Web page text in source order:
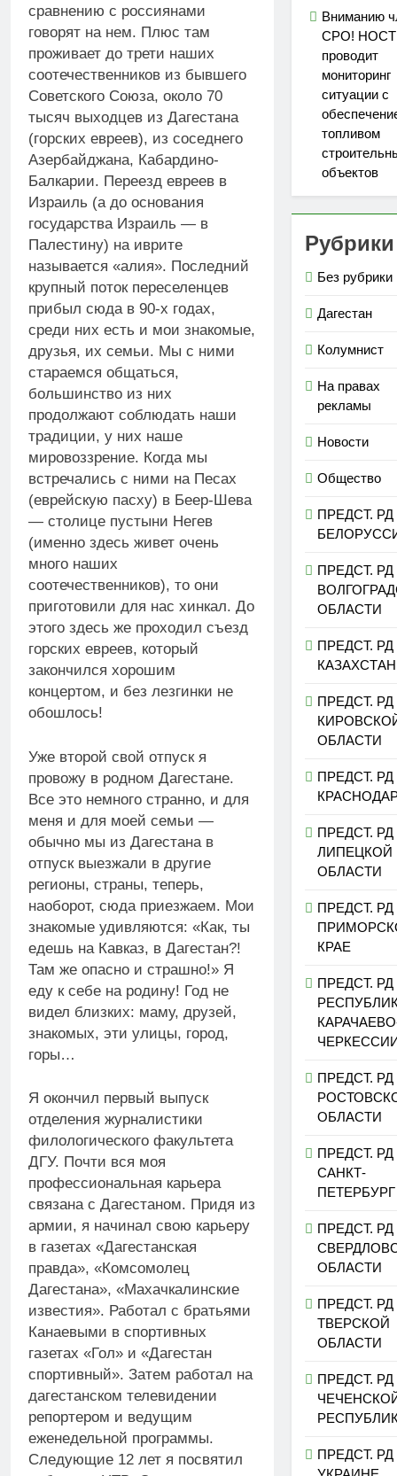
сравнению с россиянами
говорят на нем. Плюс там
проживает до трети наших
соотечественников из бывшего
Советского Союза, около 70
тысяч выходцев из Дагестана
(горских евреев), из соседнего
Азербайджана, Кабардино-
Балкарии. Переезд евреев в
Израиль (а до основания
государства Израиль — в
Палестину) на иврите
называется «алия». Последний
крупный поток переселенцев
прибыл сюда в 90-х годах,
среди них есть и мои знакомые,
друзья, их семьи. Мы с ними
стараемся общаться,
большинство из них
продолжают соблюдать наши
традиции, у них наше
мировоззрение. Когда мы
встречались с ними на Песах
(еврейскую пасху) в Беер-Шева
— столице пустыни Негев
(именно здесь живет очень
много наших
соотечественников), то они
приготовили для нас хинкал. До
этого здесь же проходил съезд
горских евреев, который
закончился хорошим
концертом, и без лезгинки не
обошлось!
Уже второй свой отпуск я
провожу в родном Дагестане.
Все это немного странно, и для
меня и для моей семьи —
обычно мы из Дагестана в
отпуск выезжали в другие
регионы, страны, теперь,
наоборот, сюда приезжаем. Мои
знакомые удивляются: «Как, ты
едешь на Кавказ, в Дагестан?!
Там же опасно и страшно!» Я
еду к себе на родину! Год не
видел близких: маму, друзей,
знакомых, эти улицы, город,
горы…
Я окончил первый выпуск
отделения журналистики
филологического факультета
ДГУ. Почти вся моя
профессиональная карьера
связана с Дагестаном. Придя из
армии, я начинал свою карьеру
в газетах «Дагестанская
правда», «Комсомолец
Дагестана», «Махачкалинские
известия». Работал с братьями
Канаевыми в спортивных
газетах «Гол» и «Дагестан
спортивный». Затем работал на
дагестанском телевидении
репортером и ведущим
еженедельной программы.
Следующие 12 лет я посвятил
Вниманию
СРО!
проводит
мониторинг
ситуации с
топливом
объектов
Рубрики
Без рубрики
Дагестан
Колумнист
На правах
рекламы
Новости
Общество
ПРЕДСТ. РД
ПРЕДСТ. РД
ОБЛАСТИ
ПРЕДСТ. РД
ПРЕДСТ. РД
ОБЛАСТИ
ПРЕДСТ. РД
ПРЕДСТ. РД
ЛИПЕЦКОЙ
ОБЛАСТИ
ПРЕДСТ. РД
КРАЕ
ПРЕДСТ. РД
ПРЕДСТ. РД
ОБЛАСТИ
ПРЕДСТ. РД
САНКТ-
ПЕТЕРБУРГ
ПРЕДСТ. РД
ОБЛАСТИ
ПРЕДСТ. РД
ТВЕРСКОЙ
ОБЛАСТИ
ПРЕДСТ. РД
ПРЕДСТ. РД